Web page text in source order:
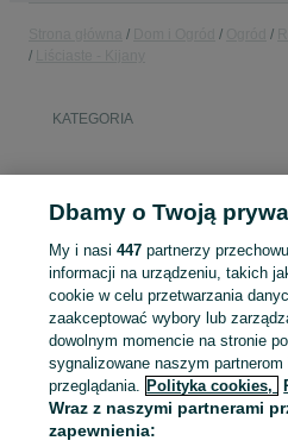
KATEGORIA
Zaloguj się lub załóż konto na
sprzedającym
Zaloguj się / Załóż konto
Dbamy o Twoją
My i nasi447 partnerzy
informacji na urządzeniu, takich
cookie w celu przetwarzania
zaakceptować wybory lub
dowolnym momencie na stronie
sygnalizowane naszym partnerom
przeglądania. Polityka cookies,
Wraz z naszymi partnerami
zapewnienia: